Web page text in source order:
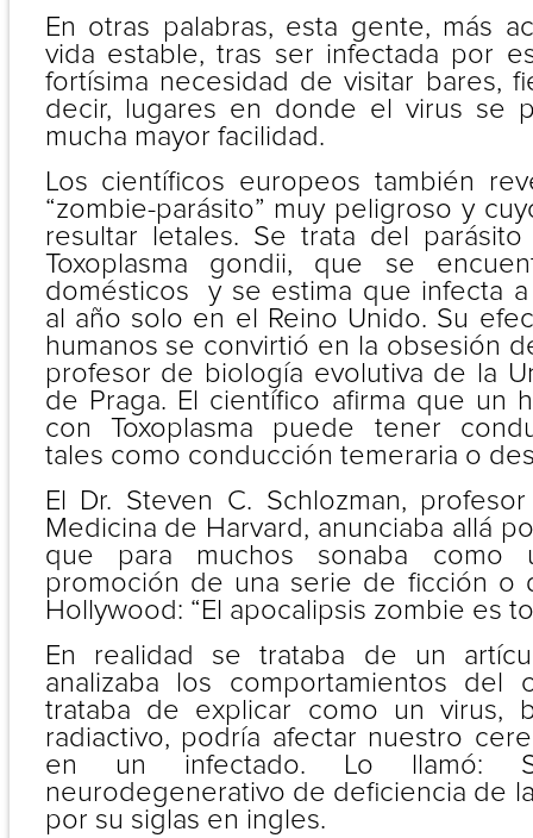
En otras palabras, esta gente, más
vida estable, tras ser infectada por
fortísima necesidad de visitar bares,
decir, lugares en donde el virus se
mucha mayor facilidad.
Los científicos europeos también
“zombie-parásito” muy peligroso y
resultar letales. Se trata del parásito
Toxoplasma gondii, que se
domésticos y se estima que infecta
al año solo en el Reino Unido. Su
humanos se convirtió en la obsesión
profesor de biología evolutiva de la
de Praga. El científico afirma que un
con Toxoplasma puede tener
tales como conducción temeraria o
El Dr. Steven C. Schlozman,
Medicina de Harvard, anunciaba allá
que para muchos sonaba como
promoción de una serie de ficción o
Hollywood: “El apocalipsis zombie es
En realidad se trataba de un
analizaba los comportamientos del
trataba de explicar como un virus,
radiactivo, podría afectar nuestro
en un infectado. Lo llamó:
neurodegenerativo de deficiencia de
por su siglas en ingles.